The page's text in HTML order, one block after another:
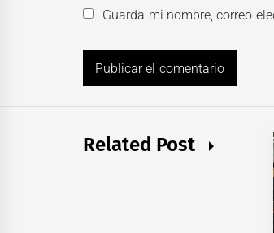
Guarda mi nombre, correo
Related Post